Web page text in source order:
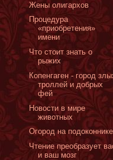
Жены олигархов
Процедура
«приобретения»
имени
Что стоит знать о
рыжих
Копенгаген - город
троллей и добрых
фей
Новости в мире
животных
Огород на подоконнике
Чтение преобразует
и ваш мозг